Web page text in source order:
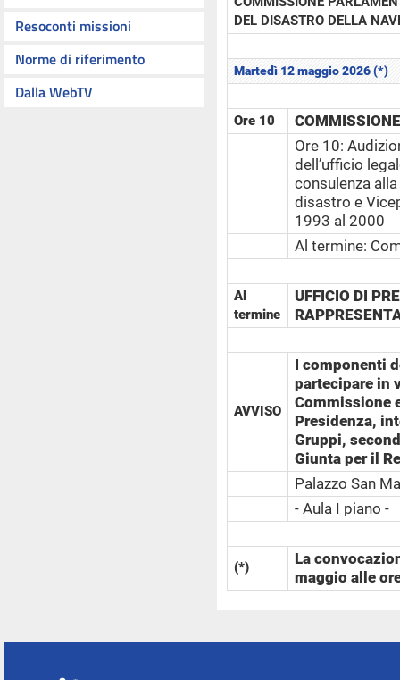
Resoconti missioni
Norme di riferimento
Dalla WebTV
DEL DISASTRO DELLA
Martedì 12 maggio 2026 (*)
Ore 10
Ore 10:
dell’ufficio
consulenza alla
disastro e
1993 al 2000
Al termine:
Al
termine
UFFICIO DI
AVVISO
I componenti
partecipare in
Commissione
Presidenza,
Gruppi,
Giunta per il
Palazzo San
- Aula I piano -
(*)
La
maggio alle